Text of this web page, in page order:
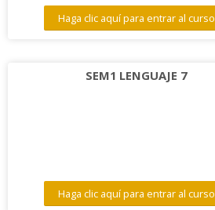
Haga clic aquí para entrar al curso
SEM1 LENGUAJE 7
Haga clic aquí para entrar al curso